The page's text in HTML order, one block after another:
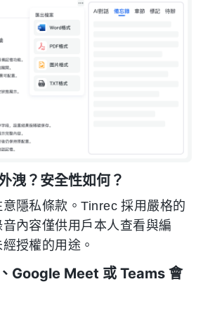
洩？安全性如何？
隱私條款。Tinrec 採用嚴格的
內容僅供用戶本人查看與編
授權的用途。
Google Meet 或 Teams 會